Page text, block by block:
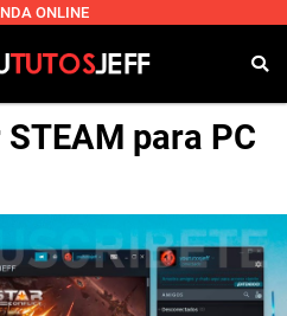
ONLINE
para PC